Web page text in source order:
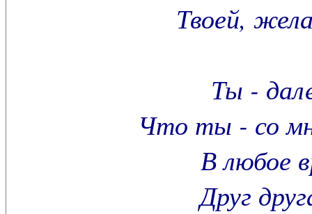
Твоей,
Ты -
Что ты - со
В любое
Друг